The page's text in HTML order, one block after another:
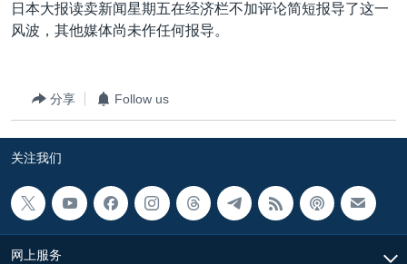
日本大报读卖新闻星期五在经济栏不加评论简短报导了这一
风波，其他媒体尚未作任何报导。
分享 Follow us
关注我们
网上服务